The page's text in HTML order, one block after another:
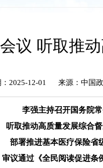
议 听取推
2025-12-01 来源：中国
李强主持召开国务院
听取推动高质量发展综合
部署推进基本医疗保险省
审议通过《全民阅读促进条